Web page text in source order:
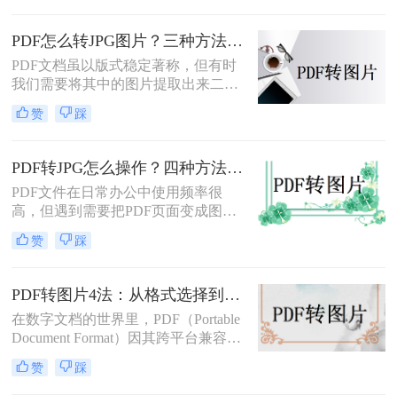
拆解操作步骤，您可根据使用频率、
图片质量要求和操作习惯快速选择最
适合的方法。
PDF怎么转JPG图片？三种方法对比，一看就懂！
PDF文档虽以版式稳定著称，但有时
我们需要将其中的图片提取出来二次
编辑，或转成图片格式用于网页、
PPT等场景。那么，PDF怎么转JPG图
结论，再逐一拆解操作步骤，您可根
据转换频率、图片质量要求和隐私需
求快速选择。
赞 踩
PDF转JPG怎么操作？四种方法实测对比，附各场景最优选！
PDF文件在日常办公中使用频率很
高，但遇到需要把PDF页面变成图片
插入文档、发微信、上传到只接受图
片格式的平台时，就得做格式转换。
据安全方面差异很大——截图法可能
模糊失真，在线工具有隐私顾虑，专
业软件又需要安装。选错方法不仅浪
费时间，还可能得到画质差的图片。
赞 踩
PDF转图片4法：从格式选择到DPI设置的完整操作指南！
在数字文档的世界里，PDF（Portable
Document Format）因其跨平台兼容性
和版面保真度而备受推崇。然而，在
某些情况下，将PDF文件中的页面或
赞 踩